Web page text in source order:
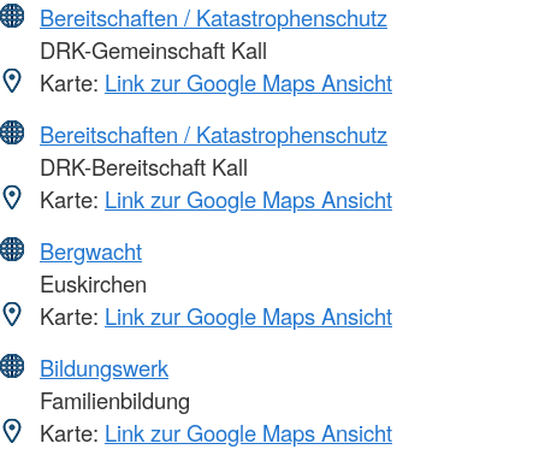
Bereitschaften / Katastrophenschutz
DRK-Gemeinschaft Kall
Karte: Link zur Google Maps Ansicht
Bereitschaften / Katastrophenschutz
DRK-Bereitschaft Kall
Karte: Link zur Google Maps Ansicht
Bergwacht
Euskirchen
Karte: Link zur Google Maps Ansicht
Bildungswerk
Familienbildung
Karte: Link zur Google Maps Ansicht